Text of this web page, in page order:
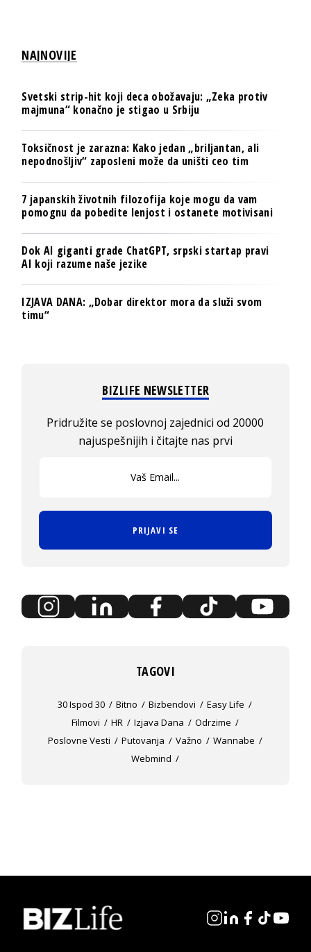
NAJNOVIJE
Svetski strip-hit koji deca obožavaju: „Zeka protiv
majmuna“ konačno je stigao u Srbiju
Toksičnost je zarazna: Kako jedan „briljantan, ali
nepodnošljiv“ zaposleni može da uništi ceo tim
7 japanskih životnih filozofija koje mogu da vam
pomognu da pobedite lenjost i ostanete motivisani
Dok AI giganti grade ChatGPT, srpski startap pravi
AI koji razume naše jezike
IZJAVA DANA: „Dobar direktor mora da služi svom
timu“
BIZLIFE NEWSLETTER
Pridružite se poslovnoj zajednici od 20000
najuspešnijih i čitajte nas prvi
PRIJAVI SE
TAGOVI
30 Ispod 30 Bitno Bizbendovi
Easy Life
Filmovi
HR Izjava Dana
Odrzime
Poslovne Vesti
Putovanja Važno
Wannabe
Webmind